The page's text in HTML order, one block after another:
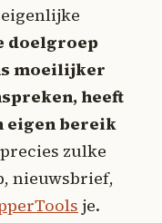
doelgroep
moeilijker
heeft
eigen bereik
zulke
nieuwsbrief,
je.